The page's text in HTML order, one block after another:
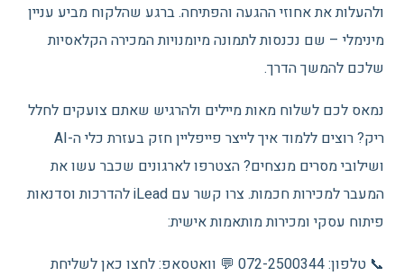
ולהעלות את אחוזי ההגעה והפתיחה. ברגע שהלקוח מביע עניין
מינימלי – שם נכנסות לתמונה מיומנויות המכירה הקלאסיות
שלכם להמשך הדרך.
נמאס לכם לשלוח מאות מיילים ולהרגיש שאתם צועקים לחלל
ריק? רוצים ללמוד איך לייצר פייפליין חזק בעזרת כלי ה-AI
ושילובי מסרים מנצחים? הצטרפו לארגונים שכבר עשו את
המעבר למכירות חכמות. צרו קשר עם iLead להדרכות וסדנאות
פיתוח עסקי ומכירות מותאמות אישית:
📞 טלפון: 072-2500344 💬 וואטסאפ: לחצו כאן לשליחת